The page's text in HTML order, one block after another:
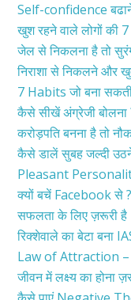
Self-confidence
खुश रहने वाले लोगों की
जेल से निकलना है तो
निराशा से निकलने और
7 Habits जो बना
कैसे सीखें अंग्रेजी
करोड़पति बनना है तो
कैसे डालें सुबह जल्दी
Pleasant
क्यों बचें Facebook से
सफलता के लिए ज़रूरी है
रिक्शेवाले का बेटा बना
Law of Attraction –
जीवन में लक्ष्य का होना